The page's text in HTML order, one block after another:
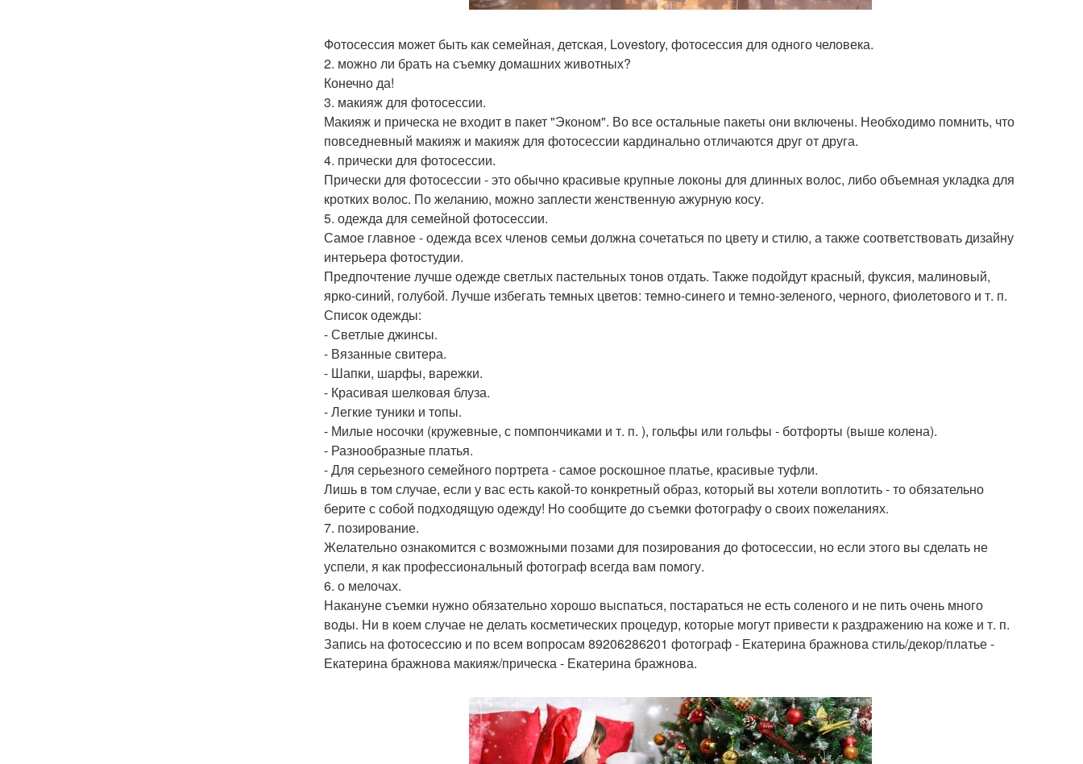
Фотосессия может быть как семейная, детская, Lovestory, фотосессия для одного человека.
2. можно ли брать на съемку домашних животных?
Конечно да!
3. макияж для фотосессии.
Макияж и прическа не входит в пакет "Эконом". Во все остальные пакеты они включены. Необходимо помнить, что
повседневный макияж и макияж для фотосессии кардинально отличаются друг от друга.
4. прически для фотосессии.
Прически для фотосессии - это обычно красивые крупные локоны для длинных волос, либо объемная укладка для
кротких волос. По желанию, можно заплести женственную ажурную косу.
5. одежда для семейной фотосессии.
Самое главное - одежда всех членов семьи должна сочетаться по цвету и стилю, а также соответствовать дизайну
интерьера фотостудии.
Предпочтение лучше одежде светлых пастельных тонов отдать. Также подойдут красный, фуксия, малиновый,
ярко-синий, голубой. Лучше избегать темных цветов: темно-синего и темно-зеленого, черного, фиолетового и т. п.
Список одежды:
- Светлые джинсы.
- Вязанные свитера.
- Шапки, шарфы, варежки.
- Красивая шелковая блуза.
- Легкие туники и топы.
- Милые носочки (кружевные, с помпончиками и т. п. ), гольфы или гольфы - ботфорты (выше колена).
- Разнообразные платья.
- Для серьезного семейного портрета - самое роскошное платье, красивые туфли.
Лишь в том случае, если у вас есть какой-то конкретный образ, который вы хотели воплотить - то обязательно
берите с собой подходящую одежду! Но сообщите до съемки фотографу о своих пожеланиях.
7. позирование.
Желательно ознакомится с возможными позами для позирования до фотосессии, но если этого вы сделать не
успели, я как профессиональный фотограф всегда вам помогу.
6. о мелочах.
Накануне съемки нужно обязательно хорошо выспаться, постараться не есть соленого и не пить очень много
воды. Ни в коем случае не делать косметических процедур, которые могут привести к раздражению на коже и т. п.
Запись на фотосессию и по всем вопросам 89206286201 фотограф - Екатерина бражнова стиль/декор/платье -
Екатерина бражнова макияж/прическа - Екатерина бражнова.